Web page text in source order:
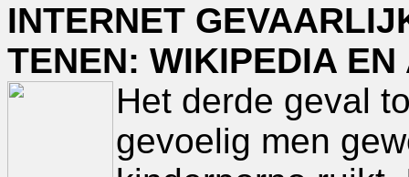
INTERNET
TENEN: WIKIPEDIA
Het derde geval
gevoelig men